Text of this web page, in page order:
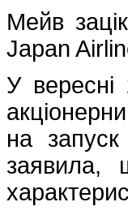
Мейв
Japan
У вересні
на запуск
заявила,